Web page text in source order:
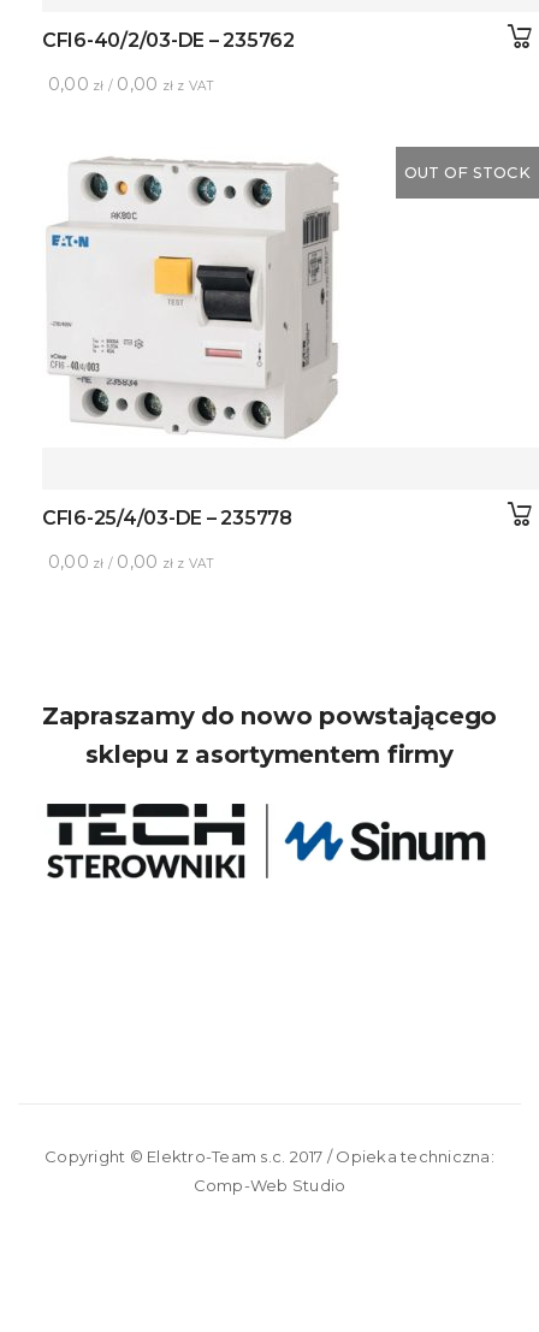
CFI6-40/2/03-DE – 235762
0,00 zł / 0,00 zł z VAT
OUT OF STOCK
CFI6-25/4/03-DE – 235778
0,00 zł / 0,00 zł z VAT
Zapraszamy do nowo powstającego
sklepu z asortymentem firmy
Copyright © Elektro-Team s.c. 2017 / Opieka techniczna:
Comp-Web Studio